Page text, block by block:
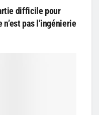
difficile pour
pas l’ingénierie